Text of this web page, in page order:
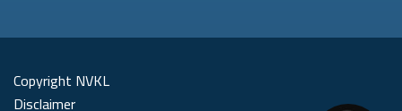
Copyright NVKL
Disclaimer